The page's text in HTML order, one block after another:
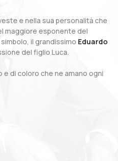
e nella sua personalità che
maggiore esponente del
il grandissimo Eduardo
del figlio Luca.
di coloro che ne amano ogni